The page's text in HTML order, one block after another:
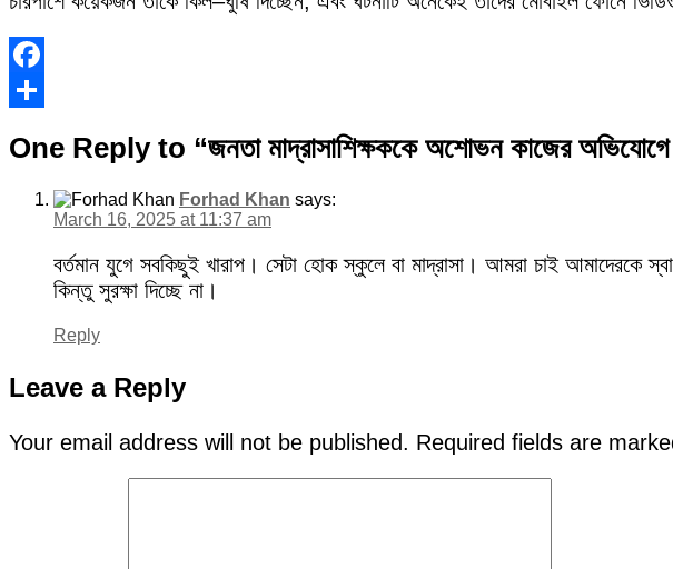
Facebook
One Reply to “জনতা মাদ্রাসাশিক্ষককে অশোভন কাজের অভিযোগে
Forhad Khan says:
March 16, 2025 at 11:37 am
বর্তমান যুগে সবকিছুই খারাপ। সেটা হোক স্কুলে বা মাদ্রাসা। আমরা চাই আমাদেরকে
কিন্তু সুরক্ষা দিচ্ছে না।
Reply
Leave a Reply
Your email address will not be published. Required fields are